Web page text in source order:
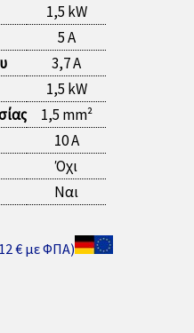
1,5 kW
5 A
3,7 A
1,5 kW
1,5 mm²
10 A
Όχι
Ναι
€ με ΦΠΑ)